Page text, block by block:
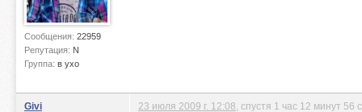
Сообщения: 22959
Репутация: N
Группа: в ухо
Givi 23 июля 2009 г. 12:08 , спустя 1 час 12 минут 56